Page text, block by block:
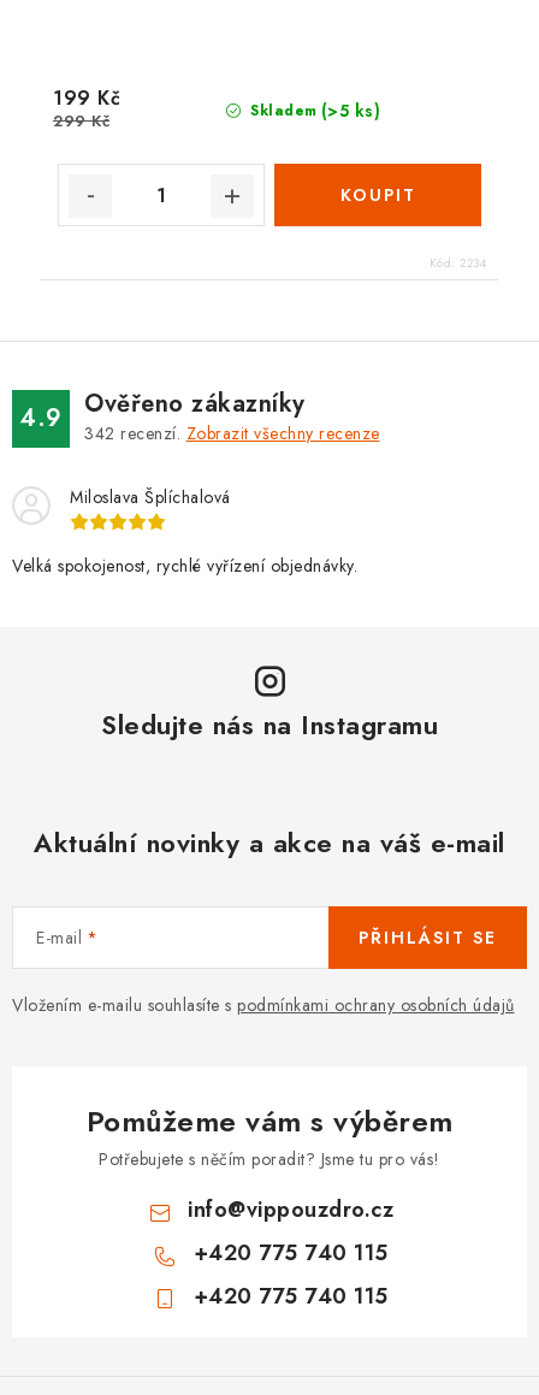
Skladem (>5 ks)
199 Kč
299 Kč
Kód: 2234
4.9 Ověřeno zákazníky
342 recenzí. Zobrazit všechny recenze
Miloslava Šplíchalová
Velká spokojenost, rychlé vyřízení objednávky.
Sledujte nás na Instagramu
Aktuální novinky a akce na váš e-mail
E-mail
Vložením e-mailu souhlasíte s podmínkami ochrany osobních údajů
PŘIHLÁSIT SE
Pomůžeme vám s výběrem
Potřebujete s něčím poradit? Jsme tu pro vás!
info@vippouzdro.cz
+420 775 740 115
+420 775 740 115